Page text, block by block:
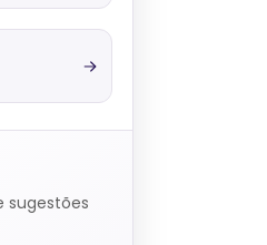
sugestões